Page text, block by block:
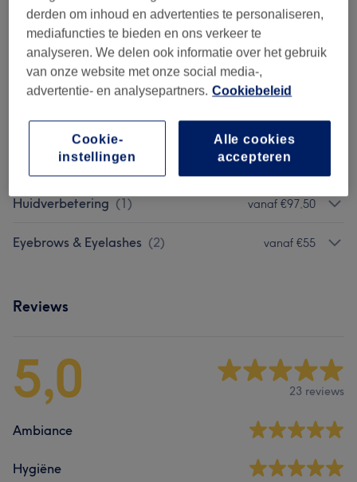
Cursussen (1)
Huidverbetering /
Gezichtsbehandelingen (2)
Gezichtsbehandelingen (7 vanaf €60
Wimpers & Wenkbrauwen vanaf €15
Huidverbetering (1) vanaf €97,50
Eyebrows & Eyelashes (2) vanaf €55
Reviews
5,0 23 reviews
Ambiance
Hygiëne
derden om inhoud en advertenties te personaliseren,
mediafuncties te bieden en ons verkeer te
analyseren. We delen ook informatie over het gebruik
van onze website met onze social media-,
advertentie- en analysepartners. Cookiebeleid
Alle cookies
accepteren
Cookie-
instellingen